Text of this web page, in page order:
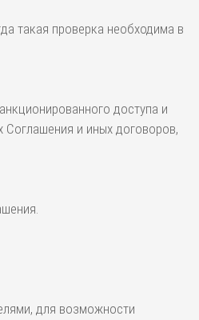
такая проверка необходима в
доступа и
Соглашения и иных договоров,
для возможности